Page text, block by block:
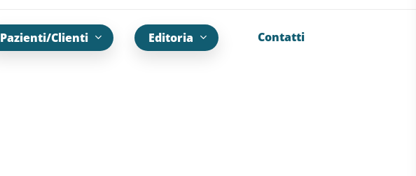
Pazienti/Clienti Editoria Contatti